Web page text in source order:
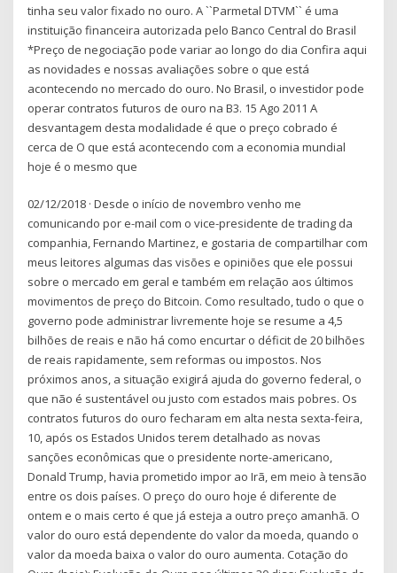
tinha seu valor fixado no ouro. A ``Parmetal DTVM`` é uma
instituição financeira autorizada pelo Banco Central do Brasil
*Preço de negociação pode variar ao longo do dia Confira aqui
as novidades e nossas avaliações sobre o que está
acontecendo no mercado do ouro. No Brasil, o investidor pode
operar contratos futuros de ouro na B3. 15 Ago 2011 A
desvantagem desta modalidade é que o preço cobrado é
cerca de O que está acontecendo com a economia mundial
hoje é o mesmo que
02/12/2018 · Desde o início de novembro venho me
comunicando por e-mail com o vice-presidente de trading da
companhia, Fernando Martinez, e gostaria de compartilhar com
meus leitores algumas das visões e opiniões que ele possui
sobre o mercado em geral e também em relação aos últimos
movimentos de preço do Bitcoin. Como resultado, tudo o que o
governo pode administrar livremente hoje se resume a 4,5
bilhões de reais e não há como encurtar o déficit de 20 bilhões
de reais rapidamente, sem reformas ou impostos. Nos
próximos anos, a situação exigirá ajuda do governo federal, o
que não é sustentável ou justo com estados mais pobres. Os
contratos futuros do ouro fecharam em alta nesta sexta-feira,
10, após os Estados Unidos terem detalhado as novas
sanções econômicas que o presidente norte-americano,
Donald Trump, havia prometido impor ao Irã, em meio à tensão
entre os dois países. O preço do ouro hoje é diferente de
ontem e o mais certo é que já esteja a outro preço amanhã. O
valor do ouro está dependente do valor da moeda, quando o
valor da moeda baixa o valor do ouro aumenta. Cotação do